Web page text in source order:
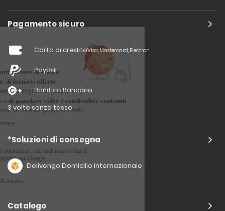
Pagamento sicuro
Carta di creditoVisa, Mastercard, Electron
Paypal
Bonifico Bancario
3 volte senza tasse
*Soluzioni di consegna
Delivengo Domicilio Internazionale
Catalogo